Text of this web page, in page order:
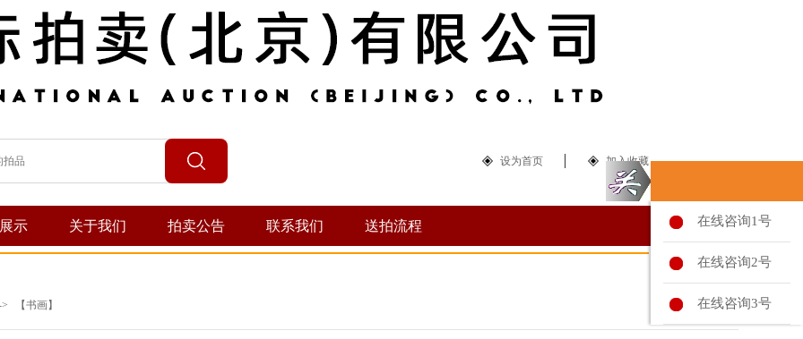
在线咨询1号
在线咨询2号
在线咨询3号
设为首页 加入收藏
示 关于我们 拍卖公告 联系我们 送拍流程
【书画】